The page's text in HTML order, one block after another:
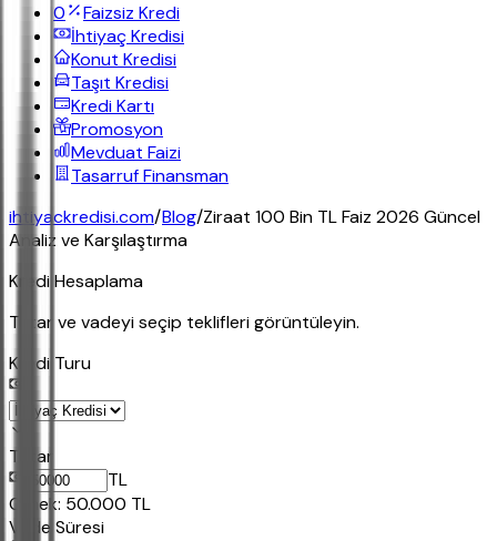
0
Faizsiz Kredi
İhtiyaç Kredisi
Konut Kredisi
Taşıt Kredisi
Kredi Kartı
Promosyon
Mevduat Faizi
Tasarruf Finansman
ihtiyackredisi.com/Blog/Ziraat 100 Bin TL Faiz 2026 Güncel
Analiz ve Karşılaştırma
Kredi Hesaplama
Tutar ve vadeyi seçip teklifleri görüntüleyin.
Kredi Turu
Tutar
TL
Ornek: 50.000 TL
Vade Süresi